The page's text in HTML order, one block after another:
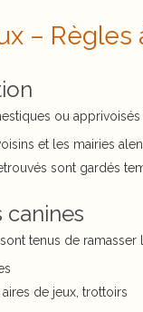
– Règles
ou
et les mairies
sont gardés
canines
sont tenus de
aires de jeux, trottoirs